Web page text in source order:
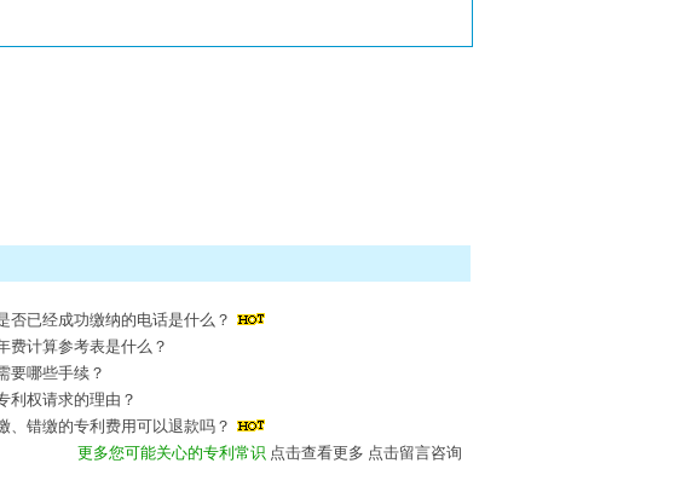
否已经成功缴纳的电话是什么？
费计算参考表是什么？
要哪些手续？
利权请求的理由？
、错缴的专利费用可以退款吗？
更多您可能关心的专利常识 点击查看更多 点击留言咨询